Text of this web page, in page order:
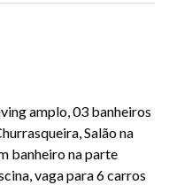
amplo, 03 banheiros
Salão na
banheiro na parte
vaga para 6 carros